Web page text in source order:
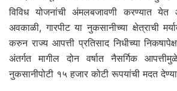
विविध योजनांची अंमलबजावणी करण्यात येत
अवकाळी, गारपीट या नुकसानीच्या क्षेत्राची
करुन राज्य आपत्ती प्रतिसाद निधीच्या
अंतर्गत मागील दोन वर्षात नैसर्गिक
नुकसानीपोटी १५ हजार कोटी रूपयांची मदत